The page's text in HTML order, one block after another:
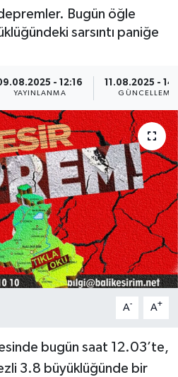
depremler. Bugün öğle
sarsıntı paniğe
- 12:16
YAYINLANMA
11.08.2025 -
GÜNCELLEME
A- A+
bugün saat 12.03’te,
3.8 büyüklüğünde bir